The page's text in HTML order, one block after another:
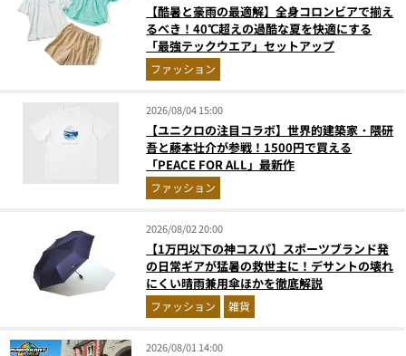
【酷暑と豪雨の最適解】全身コロンビアで揃え
るべき！40℃超えの過酷な夏を快適にする
「最強テックウエア」セットアップ
ファッション
2026/08/04 15:00
【ユニクロの注目コラボ】世界的建築家・隈研
吾と藤本壮介が参戦！1500円で買える
「PEACE FOR ALL」最新作
ファッション
2026/08/02 20:00
【1万円以下の神コスパ】スポーツブランド発
の日常ギアが猛暑の救世主に！デサントの壊れ
にくい晴雨兼用傘ほかを徹底解説
ファッション 雑貨
2026/08/01 14:00